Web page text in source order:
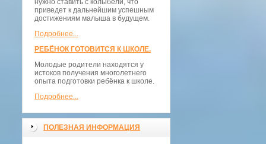
нужно ставить с колыбели, что
приведет к дальнейшим успешным
достижениям малыша в будущем.
Подробнее...
РЕБЁНОК ГОТОВИТСЯ К ШКОЛЕ.
Молодые родители находятся у
истоков получения многолетнего
опыта подготовки ребёнка к школе.
Подробнее...
ПОЛЕЗНАЯ ИНФОРМАЦИЯ